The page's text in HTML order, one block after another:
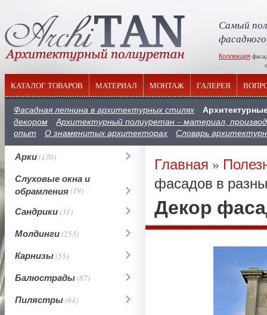
Самый
Коллекция
КАТАЛОГ ТОВАРОВ МАТЕРИАЛ МОНТАЖ ГАЛЕРЕЯ
Фасадная лепнина в архитектурных стилях
декором
Архитектурный полиуретан – материал,
опыт
О знаменитых архитекторах Словарь
Арки(130)
Слуховые окна и
обрамления(19)
Сандрики(31)
Молдинги(253)
Карнизы(55)
Балюстрады(87)
Пилястры(64)
Главная »
фасадов в
Декор